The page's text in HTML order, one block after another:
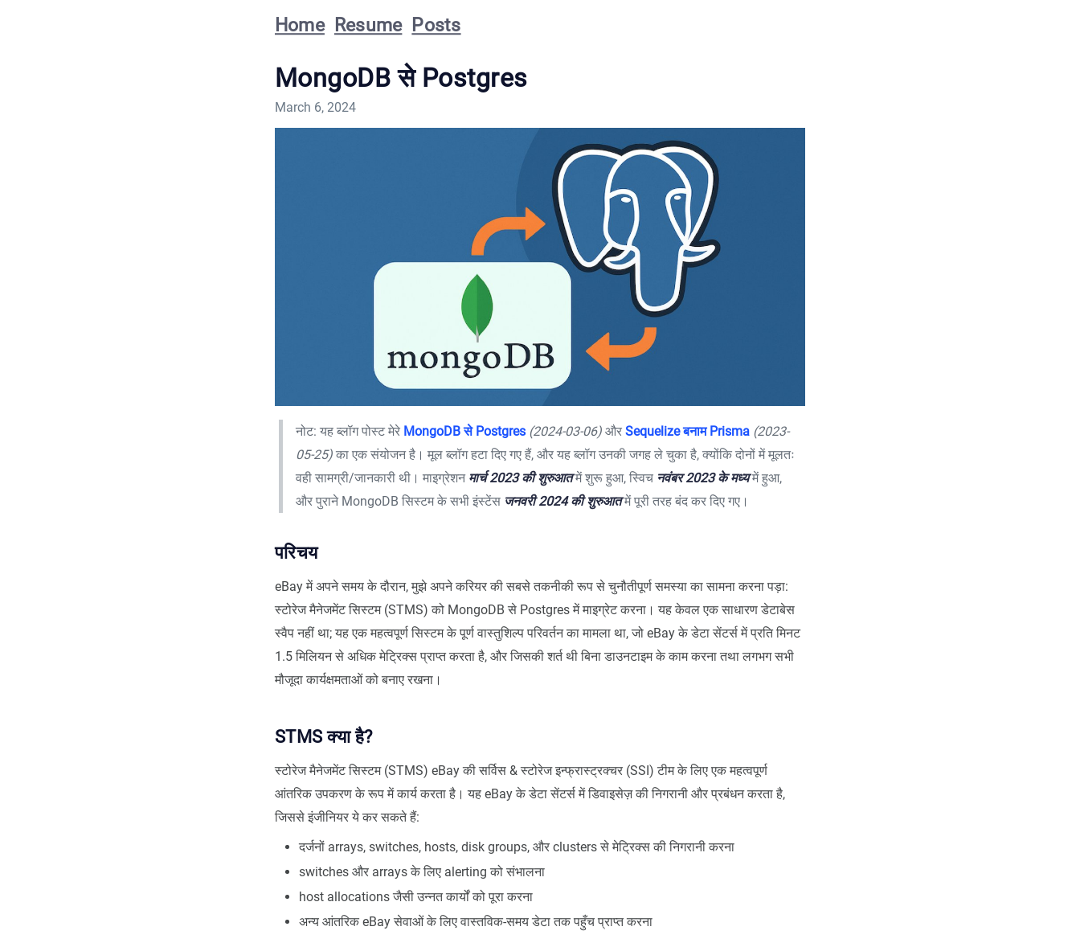
Home Resume Posts
MongoDB से Postgres
March 6, 2024
नोट: यह ब्लॉग पोस्ट मेरे MongoDB से Postgres (2024-03-06)और Sequelize बनाम Prisma (2023-
05-25)का एक संयोजन है। मूल ब्लॉग हटा दिए गए हैं, और यह ब्लॉग उनकी जगह ले चुका है, क्योंकि दोनों में मूलतः
वही सामग्री/जानकारी थी। माइग्रेशन मार्च 2023 की शुरुआतमें शुरू हुआ, स्विच नवंबर 2023 के मध्यमें हुआ,
और पुराने MongoDB सिस्टम के सभी इंस्टेंस जनवरी 2024 की शुरुआतमें पूरी तरह बंद कर दिए गए।
परिचय
eBay में अपने समय के दौरान, मुझे अपने करियर की सबसे तकनीकी रूप से चुनौतीपूर्ण समस्या का सामना करना पड़ा:
स्टोरेज मैनेजमेंट सिस्टम (STMS) को MongoDB से Postgres में माइग्रेट करना। यह केवल एक साधारण डेटाबेस
स्वैप नहीं था; यह एक महत्वपूर्ण सिस्टम के पूर्ण वास्तुशिल्प परिवर्तन का मामला था, जो eBay के डेटा सेंटर्स में प्रति मिनट
1.5 मिलियन से अधिक मेट्रिक्स प्राप्त करता है, और जिसकी शर्त थी बिना डाउनटाइम के काम करना तथा लगभग सभी
मौजूदा कार्यक्षमताओं को बनाए रखना।
STMS क्या है?
स्टोरेज मैनेजमेंट सिस्टम (STMS) eBay की सर्विस & स्टोरेज इन्फ्रास्ट्रक्चर (SSI) टीम के लिए एक महत्वपूर्ण
आंतरिक उपकरण के रूप में कार्य करता है। यह eBay के डेटा सेंटर्स में डिवाइसेज़ की निगरानी और प्रबंधन करता है,
जिससे इंजीनियर ये कर सकते हैं:
दर्जनों arrays, switches, hosts, disk groups, और clusters से मेट्रिक्स की निगरानी करना
switches और arrays के लिए alerting को संभालना
host allocations जैसी उन्नत कार्यों को पूरा करना
अन्य आंतरिक eBay सेवाओं के लिए वास्तविक-समय डेटा तक पहुँच प्राप्त करना